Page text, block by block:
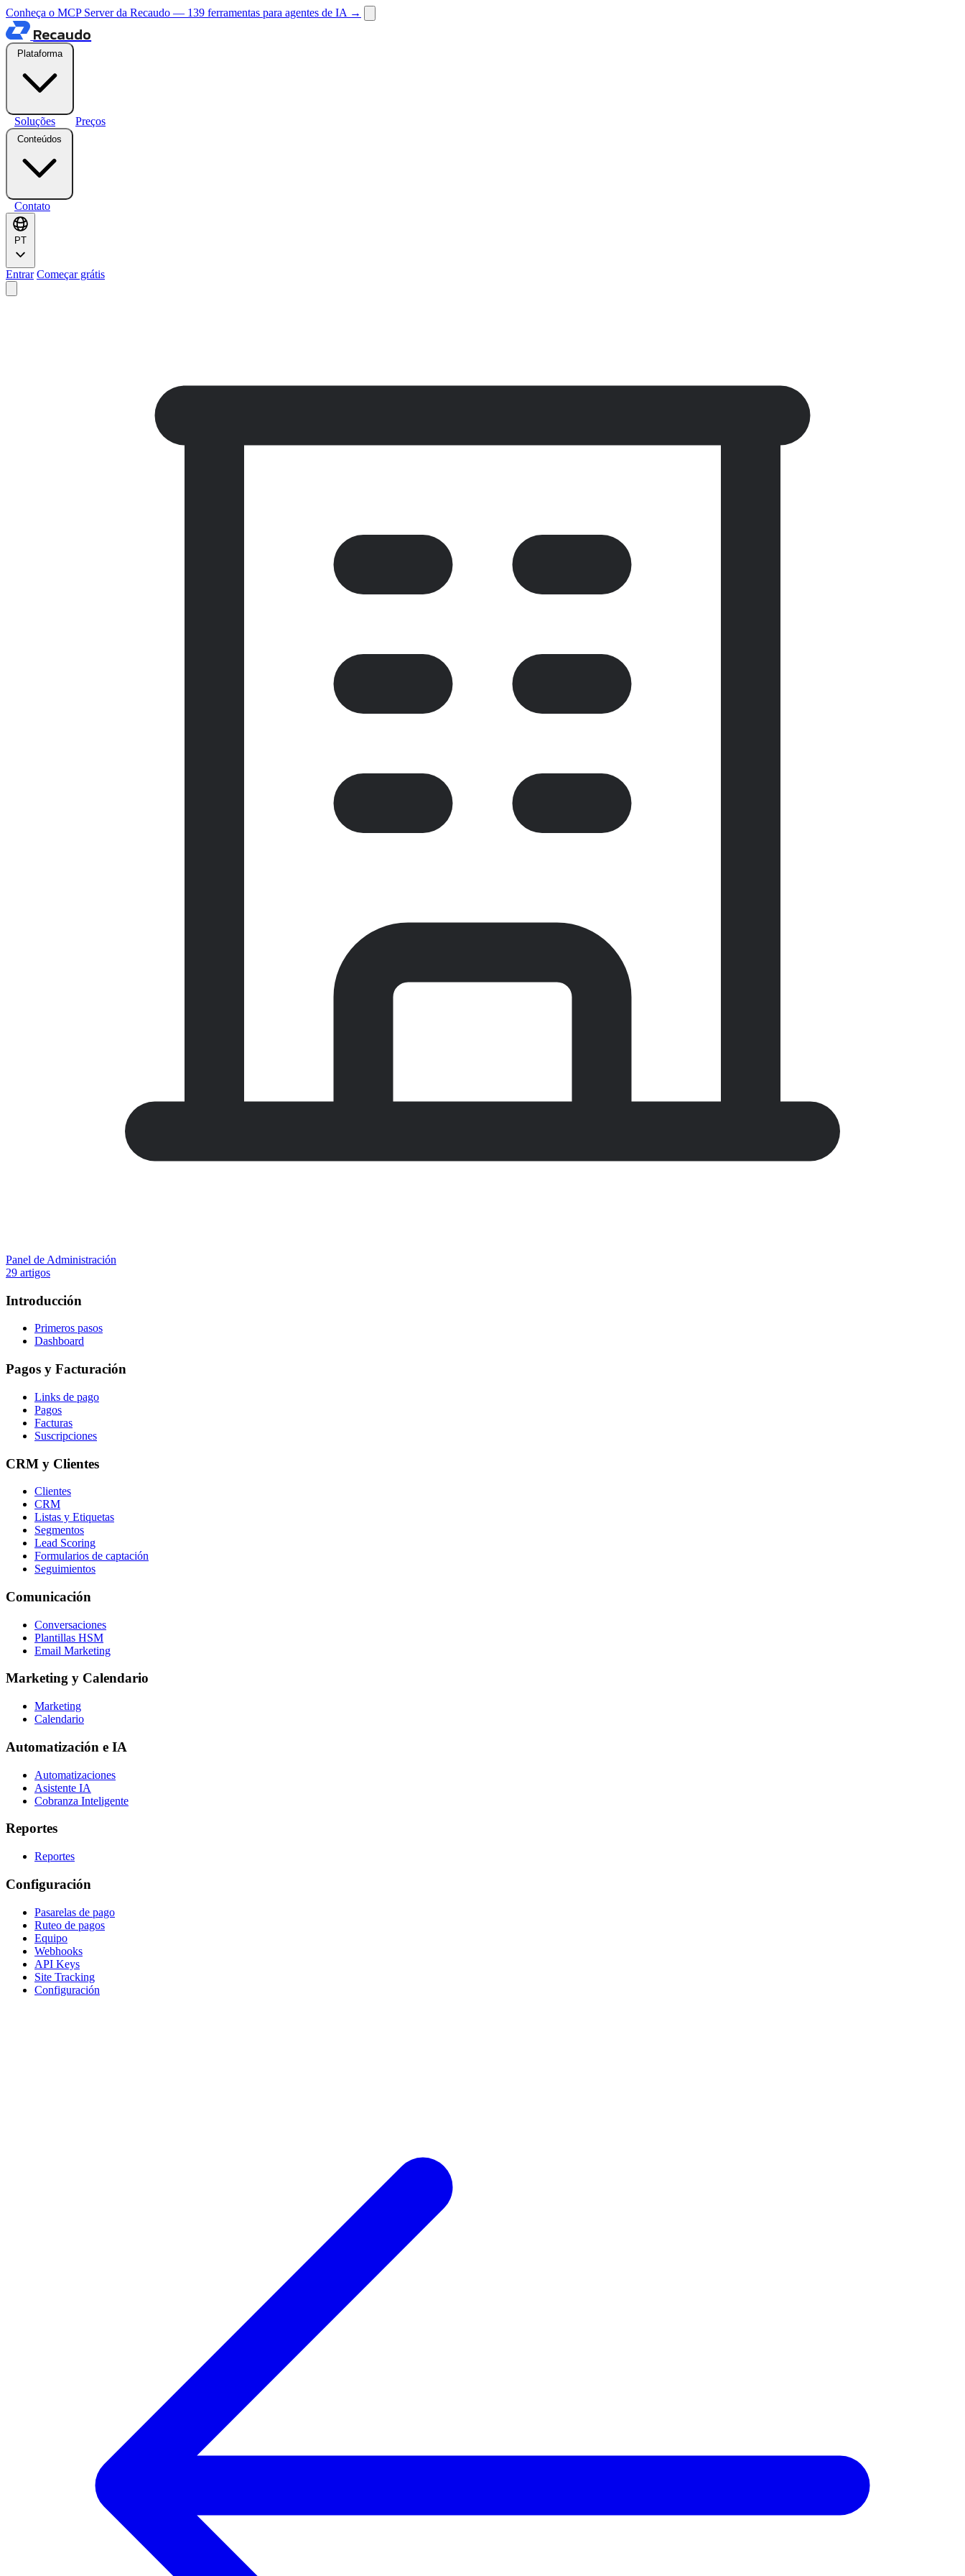
Conheça o MCP Server da Recaudo — 139 ferramentas para agentes de IA →
Recaudo
Plataforma
Soluções Preços
Conteúdos
Contato
PT
Entrar Começar grátis
Panel de Administración
29 artigos
Introducción
Primeros pasos
Dashboard
Pagos y Facturación
Links de pago
Pagos
Facturas
Suscripciones
CRM y Clientes
Clientes
CRM
Listas y Etiquetas
Segmentos
Lead Scoring
Formularios de captación
Seguimientos
Comunicación
Conversaciones
Plantillas HSM
Email Marketing
Marketing y Calendario
Marketing
Calendario
Automatización e IA
Automatizaciones
Asistente IA
Cobranza Inteligente
Reportes
Reportes
Configuración
Pasarelas de pago
Ruteo de pagos
Equipo
Webhooks
API Keys
Site Tracking
Configuración